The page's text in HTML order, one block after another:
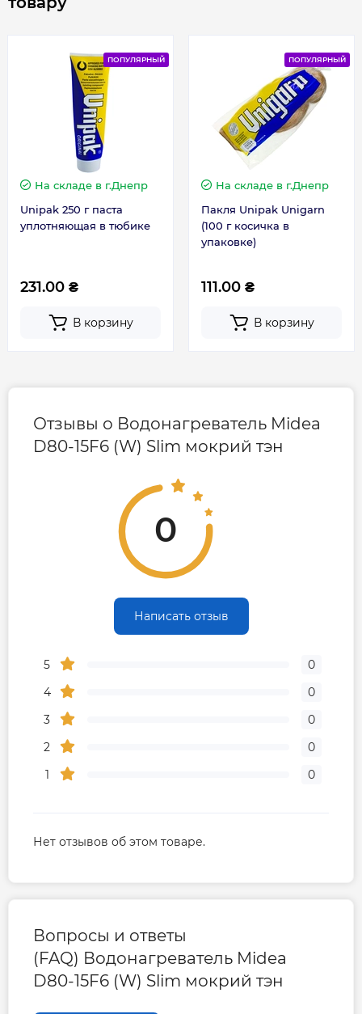
Гарантия производителя, мес 72
Контакты сервисного центра 0800501690
Сервисное обслуживание
ПОПУЛЯРНЫЙ
На складе в г.Днепр
Unipak 250 г паста
уплотняющая в тюбике
231.00 ₴
В корзину
ПОПУЛЯРНЫЙ
На складе в г.Днепр
Пакля Unipak Unigarn
(100 г косичка в
упаковке)
111.00 ₴
В корзину
Отзывы о Водонагреватель Midea
D80-15F6 (W) Slim мокрий тэн
0
Написать отзыв
5
0
4
0
3
0
2
0
1
0
Нет отзывов об этом товаре.
Вопросы и ответы
(FAQ) Водонагреватель Midea
D80-15F6 (W) Slim мокрий тэн